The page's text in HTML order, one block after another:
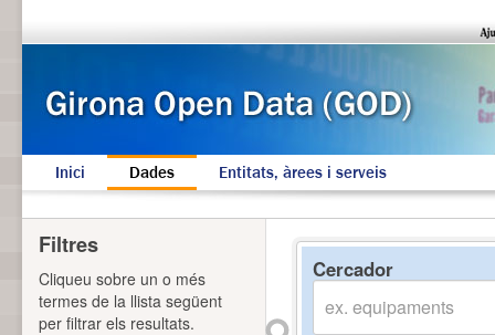
Inici Dades Entitats, àrees i serveis
Cercador
Filtres
Cliqueu sobre un o més
termes de la llista següent
per filtrar els resultats.